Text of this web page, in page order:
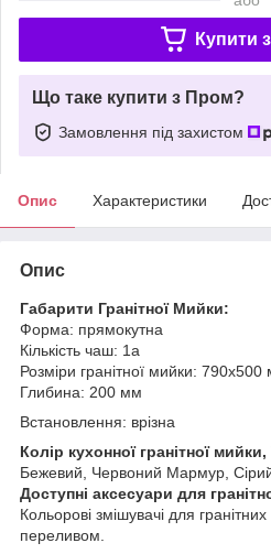
Купити з
Що таке купити з Пром?
Замовлення під захистом
Опис Характеристики
Опис
Габарити Гранітної Мийки:
Форма: прямокутна
Кількість чаш: 1a
Розміри гранітної мийки: 790х500
Глибина: 200 мм
Встановлення: врізна
Колір кухонної гранітної
Бежевий, Червоний Мармур,
Доступні аксесуари для
Кольорові змішувачі для
переливом.